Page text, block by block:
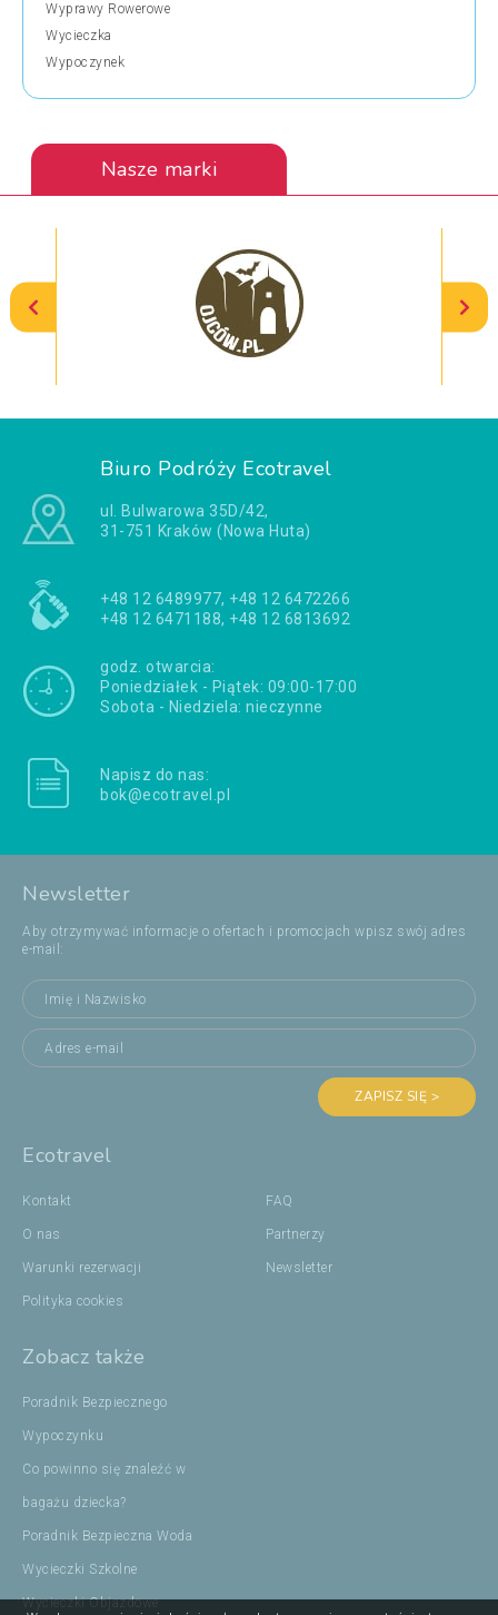
Wyprawy Rowerowe
Wycieczka
Wypoczynek
Nasze marki
Biuro Podróży Ecotravel
ul. Bulwarowa 35D/42,
31-751 Kraków (Nowa Huta)
+48 12 6489977, +48 12 6472266
+48 12 6471188, +48 12 6813692
godz. otwarcia:
Poniedziałek - Piątek: 09:00-17:00
Sobota - Niedziela: nieczynne
Napisz do nas:
bok@ecotravel.pl
Newsletter
Aby otrzymywać informacje o ofertach i promocjach wpisz swój adres
e-mail:
ZAPISZ SIĘ >
Ecotravel
Kontakt
O nas
Warunki rezerwacji
Polityka cookies
FAQ
Partnerzy
Newsletter
Zobacz także
Poradnik Bezpiecznego
Wypoczynku
Co powinno się znaleźć w
bagażu dziecka?
Poradnik Bezpieczna Woda
Wycieczki Szkolne
Wycieczki Objazdowe